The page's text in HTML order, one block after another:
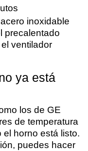
inoxidable
precalentado
ventilador
ya está
los de GE
de temperatura
horno está listo.
puedes hacer